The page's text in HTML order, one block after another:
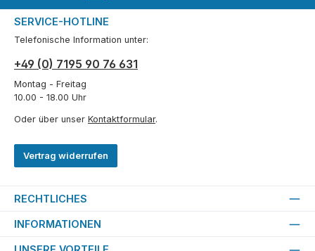
SERVICE-HOTLINE
Telefonische Information unter:
+49 (0) 7195 90 76 631
Montag - Freitag
10.00 - 18.00 Uhr
Oder über unser Kontaktformular.
Vertrag widerrufen
RECHTLICHES
INFORMATIONEN